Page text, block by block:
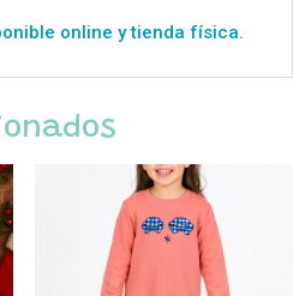
online y tienda física.